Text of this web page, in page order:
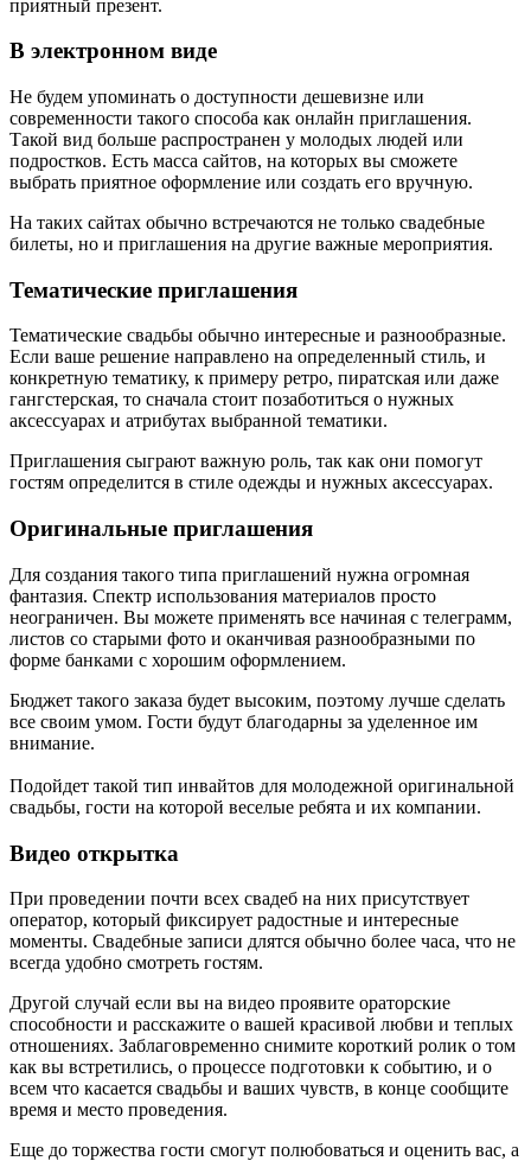
приятный презент.
В электронном виде
Не будем упоминать о доступности дешевизне или
современности такого способа как онлайн приглашения.
Такой вид больше распространен у молодых людей или
подростков. Есть масса сайтов, на которых вы сможете
выбрать приятное оформление или создать его вручную.
На таких сайтах обычно встречаются не только свадебные
билеты, но и приглашения на другие важные мероприятия.
Тематические приглашения
Тематические свадьбы обычно интересные и разнообразные.
Если ваше решение направлено на определенный стиль, и
конкретную тематику, к примеру ретро, пиратская или даже
гангстерская, то сначала стоит позаботиться о нужных
аксессуарах и атрибутах выбранной тематики.
Приглашения сыграют важную роль, так как они помогут
гостям определится в стиле одежды и нужных аксессуарах.
Оригинальные приглашения
Для создания такого типа приглашений нужна огромная
фантазия. Спектр использования материалов просто
неограничен. Вы можете применять все начиная с телеграмм,
листов со старыми фото и оканчивая разнообразными по
форме банками с хорошим оформлением.
Бюджет такого заказа будет высоким, поэтому лучше сделать
все своим умом. Гости будут благодарны за уделенное им
внимание.
Подойдет такой тип инвайтов для молодежной оригинальной
свадьбы, гости на которой веселые ребята и их компании.
Видео открытка
При проведении почти всех свадеб на них присутствует
оператор, который фиксирует радостные и интересные
моменты. Свадебные записи длятся обычно более часа, что не
всегда удобно смотреть гостям.
Другой случай если вы на видео проявите ораторские
способности и расскажите о вашей красивой любви и теплых
отношениях. Заблаговременно снимите короткий ролик о том
как вы встретились, о процессе подготовки к событию, и о
всем что касается свадьбы и ваших чувств, в конце сообщите
время и место проведения.
Еще до торжества гости смогут полюбоваться и оценить вас, а